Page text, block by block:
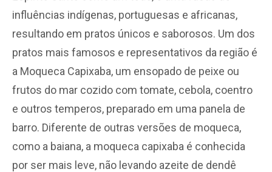
influências indígenas, portuguesas e africanas,
resultando em pratos únicos e saborosos. Um dos
pratos mais famosos e representativos da região é
a Moqueca Capixaba, um ensopado de peixe ou
frutos do mar cozido com tomate, cebola, coentro
e outros temperos, preparado em uma panela de
barro. Diferente de outras versões de moqueca,
como a baiana, a moqueca capixaba é conhecida
por ser mais leve, não levando azeite de dendê